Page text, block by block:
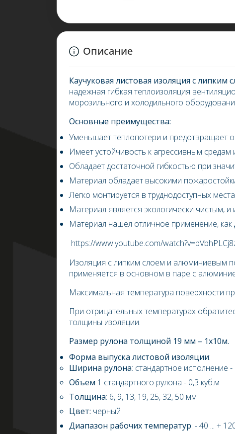
Описание
Каучуковая листовая изоляция с
надежная гибкая теплоизоляция
морозильного и холодильного
Основные преимущества:
Уменьшает теплопотери и предотвращает
Имеет устойчивость к агрессивным
Обладает достаточной гибкостью при
Материал обладает высокими
Легко монтируется в труднодоступных
Материал является экологически чистым,
Материал нашел отличное применение,
https://www.youtube.com/
Изоляция с липким слоем и алюминиевым
применяется в основном в паре с
Максимальная температура поверхности
При отрицательных температурах
толщины изоляции.
Размер рулона толщиной 19 мм – 1х10м.
Форма выпуска листовой изоляции:
Ширина рулона: стандартное исполнение
Объем 1 стандартного рулона - 0,3 куб.м
Толщина: 6, 9, 13, 19, 25, 32, 50 мм
Цвет: черный
Диапазон рабочих температур: -40 ... +